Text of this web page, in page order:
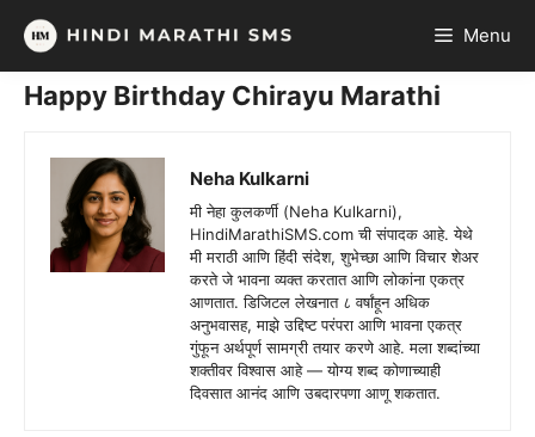
Skip
content
Menu
Happy Birthday Chirayu Marathi
Neha Kulkarni
मी नेहा कुलकर्णी (Neha Kulkarni),
HindiMarathiSMS.com ची संपादक आहे. येथे
मी मराठी आणि हिंदी संदेश, शुभेच्छा आणि विचार शेअर
करते जे भावना व्यक्त करतात आणि लोकांना एकत्र
आणतात. डिजिटल लेखनात ८ वर्षांहून अधिक
अनुभवासह, माझे उद्दिष्ट परंपरा आणि भावना एकत्र
गुंफून अर्थपूर्ण सामग्री तयार करणे आहे. मला शब्दांच्या
शक्तीवर विश्वास आहे — योग्य शब्द कोणाच्याही
दिवसात आनंद आणि उबदारपणा आणू शकतात.